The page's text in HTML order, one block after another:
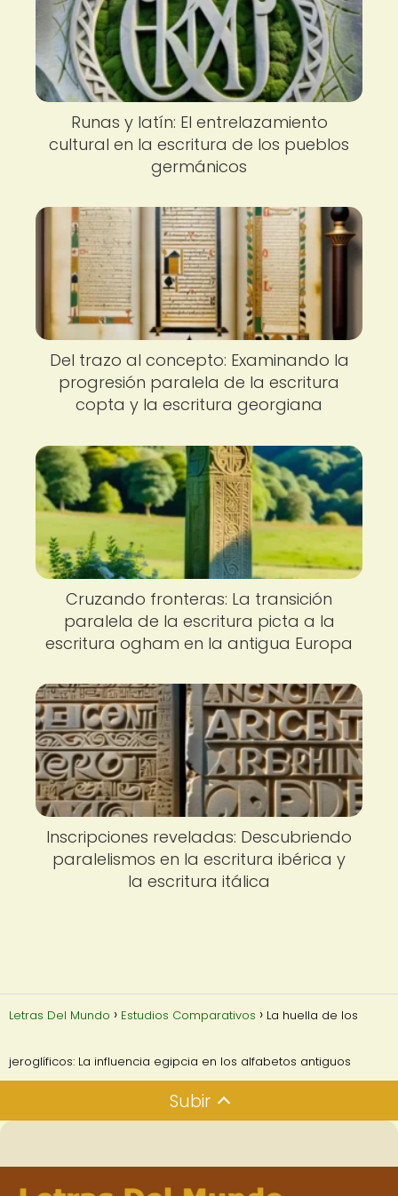
Runas y latín: El entrelazamiento
cultural en la escritura de los pueblos
germánicos
Del trazo al concepto: Examinando la
progresión paralela de la escritura
copta y la escritura georgiana
Cruzando fronteras: La transición
paralela de la escritura picta a la
escritura ogham en la antigua Europa
Inscripciones reveladas: Descubriendo
paralelismos en la escritura ibérica y
la escritura itálica
Letras Del Mundo Estudios Comparativos La huella de los
jeroglíficos: La influencia egipcia en los alfabetos antiguos
Subir